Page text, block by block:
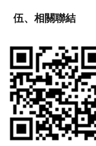
伍、相關聯結